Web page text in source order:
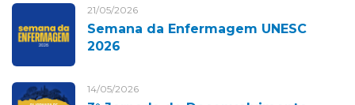
21/05/2026
Semana da Enfermagem UNESC
2026
14/05/2026